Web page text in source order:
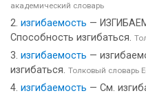
академический словарь
изгибаемость —
Способность изгибаться.
изгибаемость —
изгибаться. Толковый словарь
изгибаемость — См.